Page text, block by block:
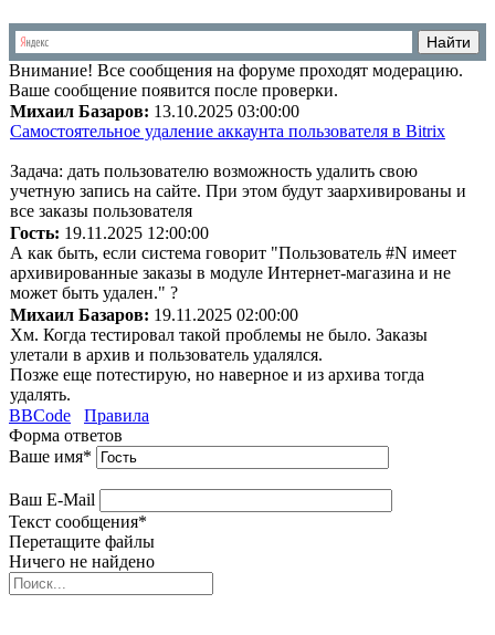
Внимание! Все сообщения на форуме проходят модерацию.
Ваше сообщение появится после проверки.
Михаил Базаров: 13.10.2025 03:00:00
Самостоятельное удаление аккаунта пользователя в Bitrix
Задача: дать пользователю возможность удалить свою
учетную запись на сайте. При этом будут заархивированы и
все заказы пользователя
Гость: 19.11.2025 12:00:00
А как быть, если система говорит "Пользователь #N имеет
архивированные заказы в модуле Интернет-магазина и не
может быть удален." ?
Михаил Базаров: 19.11.2025 02:00:00
Хм. Когда тестировал такой проблемы не было. Заказы
улетали в архив и пользователь удалялся.
Позже еще потестирую, но наверное и из архива тогда
удалять.
BBCode
Правила
Форма ответов
Ваше имя*
Ваш E-Mail
Текст сообщения*
Перетащите файлы
Ничего не найдено